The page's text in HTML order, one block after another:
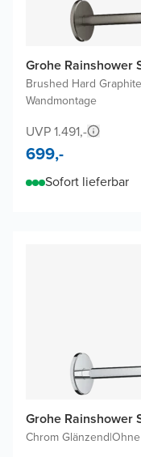
Grohe Rainshower
Brushed Hard Graphite
Wandmontage
UVP 1.491,-
699,-
Sofort lieferbar
Grohe Rainshower
Chrom Glänzend|